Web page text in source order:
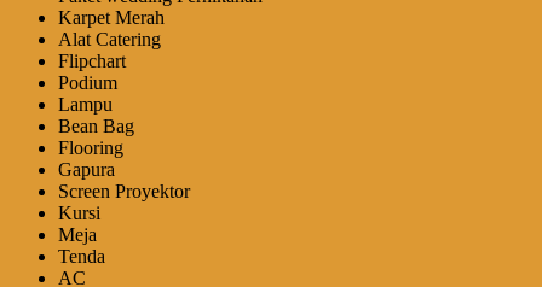
Karpet Merah
Alat Catering
Flipchart
Podium
Lampu
Bean Bag
Flooring
Gapura
Screen Proyektor
Kursi
Meja
Tenda
AC